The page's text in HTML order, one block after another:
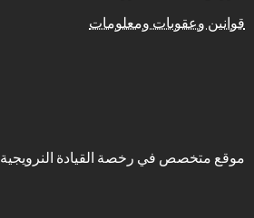
قوانين وعقوبات ومعلومات
موقع متخصص في رخصة القيادة النرويجية